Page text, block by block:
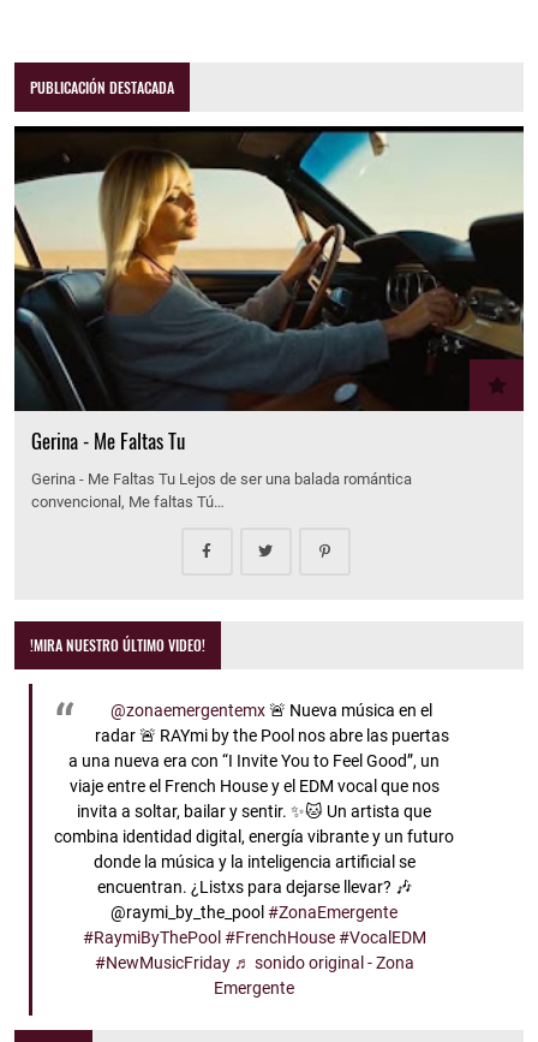
PUBLICACIÓN DESTACADA
Gerina - Me Faltas Tu
Gerina - Me Faltas Tu Lejos de ser una balada romántica
convencional, Me faltas Tú…
!MIRA NUESTRO ÚLTIMO VIDEO!
@zonaemergentemx🚨 Nueva música en el
radar 🚨 RAYmi by the Pool nos abre las puertas
a una nueva era con “I Invite You to Feel Good”, un
viaje entre el French House y el EDM vocal que nos
invita a soltar, bailar y sentir. ✨🐱 Un artista que
combina identidad digital, energía vibrante y un futuro
donde la música y la inteligencia artificial se
encuentran. ¿Listxs para dejarse llevar? 🎶
@raymi_by_the_pool#ZonaEmergente
#RaymiByThePool #FrenchHouse #VocalEDM
#NewMusicFriday ♬ sonido original - Zona
Emergente